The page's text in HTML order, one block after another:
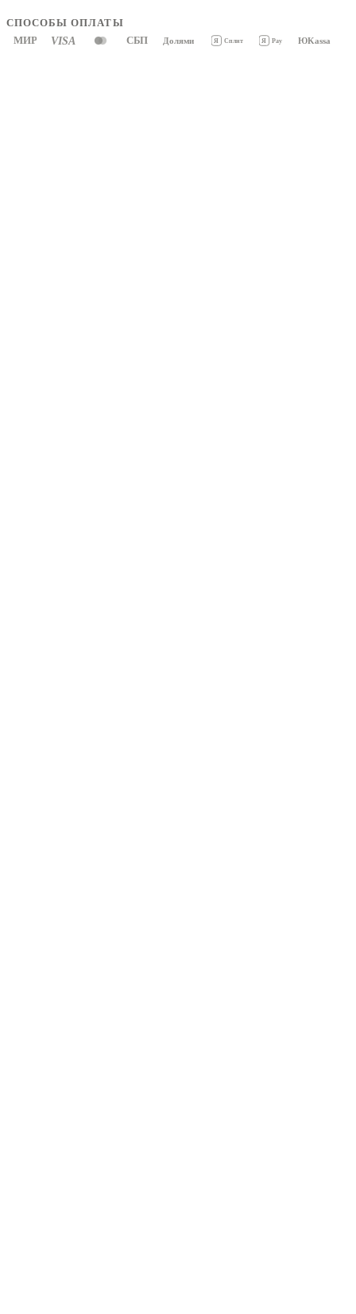
СПОСОБЫ ОПЛАТЫ
МИР VISA СБП Долями Я Сплит Я Pay ЮKassa